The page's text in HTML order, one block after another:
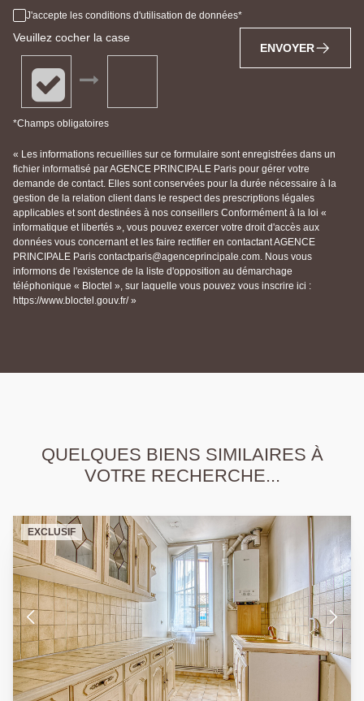
J'accepte les conditions d'utilisation de données
Veuillez cocher la case
*Champs obligatoires
ENVOYER
« Les informations recueillies sur ce formulaire sont enregistrées dans un
fichier informatisé par AGENCE PRINCIPALE Paris pour gérer votre
demande de contact. Elles sont conservées pour la durée nécessaire à la
gestion de la relation client dans le respect des prescriptions légales
applicables et sont destinées à nos conseillers Conformément à la loi «
informatique et libertés », vous pouvez exercer votre droit d'accès aux
données vous concernant et les faire rectifier en contactant AGENCE
PRINCIPALE Paris contactparis@agenceprincipale.com. Nous vous
informons de l'existence de la liste d'opposition au démarchage
téléphonique « Bloctel », sur laquelle vous pouvez vous inscrire ici :
https://www.bloctel.gouv.fr/ »
QUELQUES BIENS SIMILAIRES À
VOTRE RECHERCHE...
EXCLUSIF